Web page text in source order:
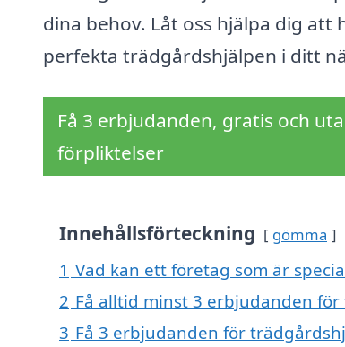
dina behov. Låt oss hjälpa dig att
perfekta trädgårdshjälpen i ditt
Få 3 erbjudanden, gratis och
förpliktelser
Innehållsförteckning gömma
1 Vad kan ett företag som är
2 Få alltid minst 3 erbjudanden
3 Få 3 erbjudanden för